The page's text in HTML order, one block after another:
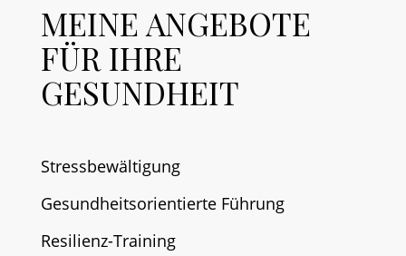
MEINE ANGEBOTE
FÜR IHRE
GESUNDHEIT
Stressbewältigung
Gesundheitsorientierte Führung
Resilienz-Training